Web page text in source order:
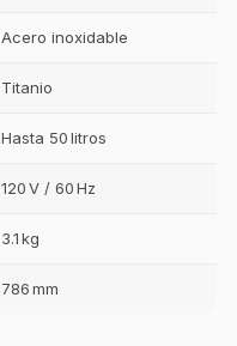
Acero inoxidable
Titanio
Hasta 50 litros
120 V / 60 Hz
3.1 kg
786 mm